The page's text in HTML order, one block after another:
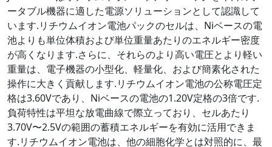
ータブル機器に適した電源ソリューションとして認識して
います.リチウムイオン電池パックのセルは、Niベースの電
池よりも単位体積および単位重量あたりのエネルギー密度
が高くなります.さらに、それらのより高い電圧とより軽い
重量は、電子機器の小型化、軽量化、および簡素化された
操作に大きく貢献します.リチウムイオン電池の公称電圧定
格は3.60Vであり、Niベースの電池の1.20V定格の3倍です.
負荷特性は平坦な放電曲線で際立っており、セルあたり
3.70V〜2.5Vの範囲の蓄積エネルギーを有効に活用できま
す.リチウムイオン電池は、他の細胞化学とは対照的に、最